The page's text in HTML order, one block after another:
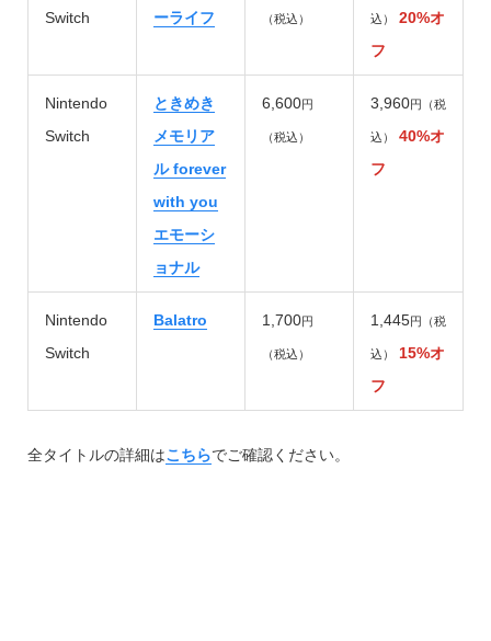
Switch ーライフ （税込） 込）
20%オ
フ
Nintendo
Switch
ときめき
メモリア
ル forever
with you
エモーシ
ョナル
6,600円
（税込）
3,960円（税
込）
40%オ
フ
Nintendo
Switch
Balatro 1,700円
（税込）
1,445円（税
込）
15%オ
フ
全タイトルの詳細はこちらでご確認ください。